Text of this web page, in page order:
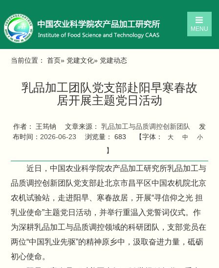
MENU
当前位置：首页» 党建文化» 党建动态
乳品加工团队党支部赴阳早寒春故
居开展主题党日活动
作者： 王筠钠 文章来源： 乳品加工与品质调控创新团队
发
布时间： 2026-06-23 浏览量： 683 【字体： 大 中 小
】
近日，中国农业科学院农产品加工研究所乳品加工与
品质调控创新团队党支部赴北京市昌平区中国农机院北京
农机试验站，走进阳早、寒春故居，开展“寻信仰之光 担
乳业使命”主题党日活动，并举行重温入党誓词仪式。作
为深耕乳品加工与品质调控领域的科研团队，支部党员在
两位“中国乳业先驱”的精神原乡中，汲取奋进力量，砥砺
初心使命。